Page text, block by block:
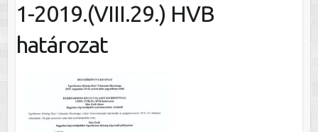
1-2019.(VIII.29.) HVB
határozat